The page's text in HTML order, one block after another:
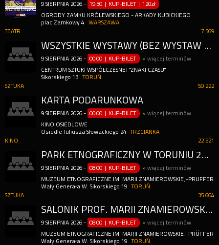
9 SIERPNIA 2026 - 19:30 | KUP-BILET |120zł
OGRODY ZAMKU KRÓLEWSKIEGO - ARKADY KUBICKIEGO
plac Zamkowy 4
WARSZAWA
7 569
TEATR
WSZYSTKIE WYSTAWY (BEZ WYSTAW SPECJALNYCH/KOMERCYJNYCH) + PARK RZEŹBY WYSTAWA STAŁA
9 SIERPNIA 2026 - 00:00 | KUP-BILET »więcej terminów
CENTRUM SZTUKI WSPÓŁCZESNEJ "ZNAKI CZASU"
Sikorskiego 13
TORUŃ
50 222
SZTUKA
KARTA PODARUNKOWA
9 SIERPNIA 2026 - 00:00 | KUP-BILET »więcej terminów
KINO OSIEDLOWE
Osiedle Juliusza Słowackiego 24
TRZCIANKA
22 521
KINO
PARK ETNOGRAFICZNY W TORUNIU 2026
9 SIERPNIA 2026 - 08:00 | KUP-BILET »więcej terminów
MUZEUM ETNOGRAFICZNE IM. MARII ZNAMIEROWSKIEJ-
Wały Generała W. Sikorskiego 19
TORUŃ
35 664
SZTUKA
SALONIK PROF. MARII ZNAMIEROWSKIEJ-PRÜFFEROWEJ 2026
9 SIERPNIA 2026 - 08:00 | KUP-BILET »więcej terminów
MUZEUM ETNOGRAFICZNE IM. MARII ZNAMIEROWSKIEJ-
Wały Generała W. Sikorskiego 19
TORUŃ